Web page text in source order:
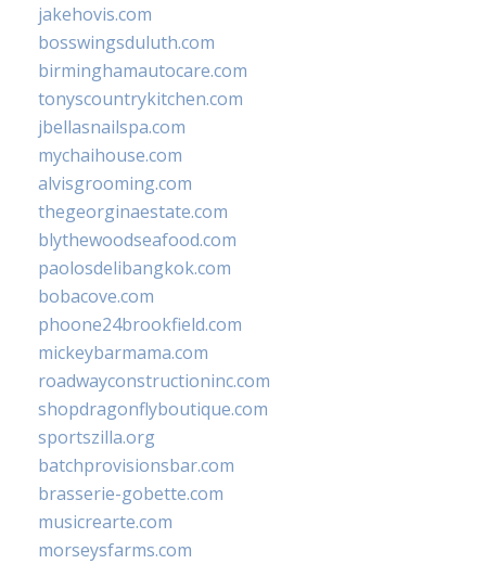
jakehovis.com
bosswingsduluth.com
birminghamautocare.com
tonyscountrykitchen.com
jbellasnailspa.com
mychaihouse.com
alvisgrooming.com
thegeorginaestate.com
blythewoodseafood.com
paolosdelibangkok.com
bobacove.com
phoone24brookfield.com
mickeybarmama.com
roadwayconstructioninc.com
shopdragonflyboutique.com
sportszilla.org
batchprovisionsbar.com
brasserie-gobette.com
musicrearte.com
morseysfarms.com